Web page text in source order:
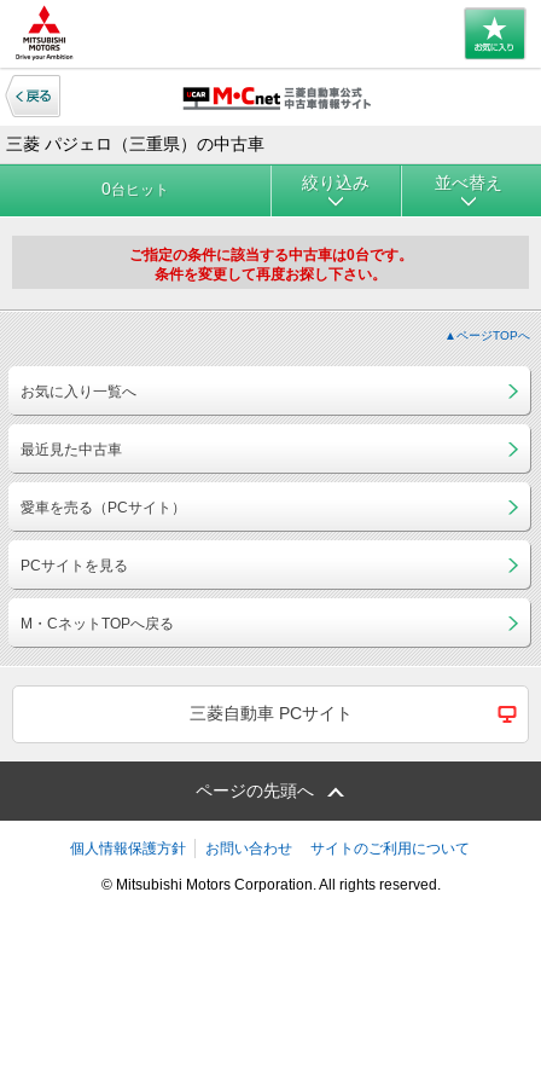
三菱 パジェロ（三重県）の中古車
0台ヒット 絞り込み 並べ替え
ご指定の条件に該当する中古車は0台です。
条件を変更して再度お探し下さい。
▲ページTOPへ
お気に入り一覧へ
最近見た中古車
愛車を売る（PCサイト）
PCサイトを見る
M・CネットTOPへ戻る
三菱自動車 PCサイト
ページの先頭へ
個人情報保護方針 お問い合わせ サイトのご利用について
© Mitsubishi Motors Corporation. All rights reserved.